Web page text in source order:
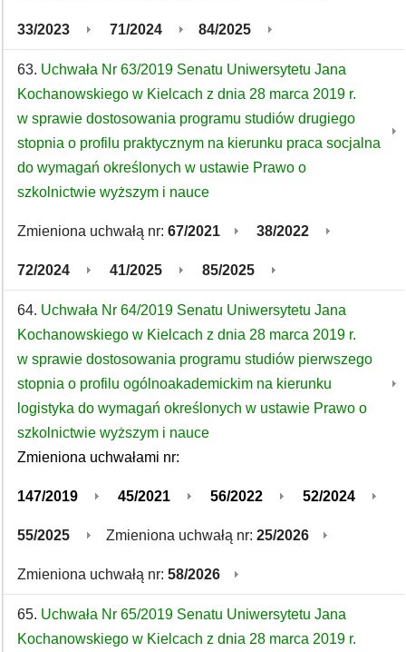
33/2023 71/2024 84/2025
63. Uchwała Nr 63/2019 Senatu Uniwersytetu Jana
Kochanowskiego w Kielcach z dnia 28 marca 2019 r.
w sprawie dostosowania programu studiów drugiego
stopnia o profilu praktycznym na kierunku praca socjalna
do wymagań określonych w ustawie Prawo o
szkolnictwie wyższym i nauce
Zmieniona uchwałą nr: 67/2021 38/2022
72/2024 41/2025 85/2025
64. Uchwała Nr 64/2019 Senatu Uniwersytetu Jana
Kochanowskiego w Kielcach z dnia 28 marca 2019 r.
w sprawie dostosowania programu studiów pierwszego
stopnia o profilu ogólnoakademickim na kierunku
logistyka do wymagań określonych w ustawie Prawo o
szkolnictwie wyższym i nauce
Zmieniona uchwałami nr:
147/2019 45/2021 56/2022 52/2024
55/2025 Zmieniona uchwałą nr: 25/2026
Zmieniona uchwałą nr: 58/2026
65. Uchwała Nr 65/2019 Senatu Uniwersytetu Jana
Kochanowskiego w Kielcach z dnia 28 marca 2019 r.